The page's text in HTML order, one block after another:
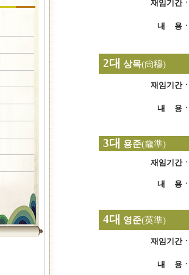
재임기간
내 용
2대 상목(尙穆)
재임기간
내 용
3대 용준(龍準)
재임기간
내 용
4대 영준(英準)
재임기간
내 용